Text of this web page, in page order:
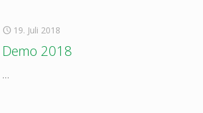
19. Juli 2018
Demo 2018
…